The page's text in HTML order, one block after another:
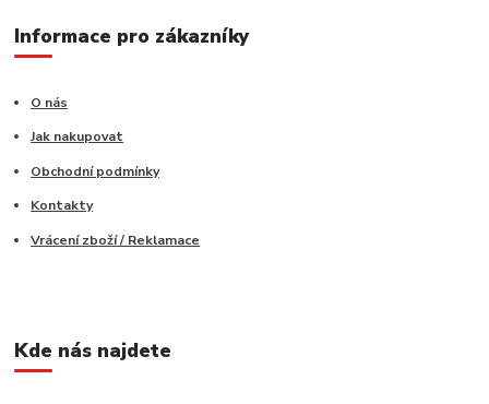
Informace pro zákazníky
O nás
Jak nakupovat
Obchodní podmínky
Kontakty
Vrácení zboží / Reklamace
Kde nás najdete